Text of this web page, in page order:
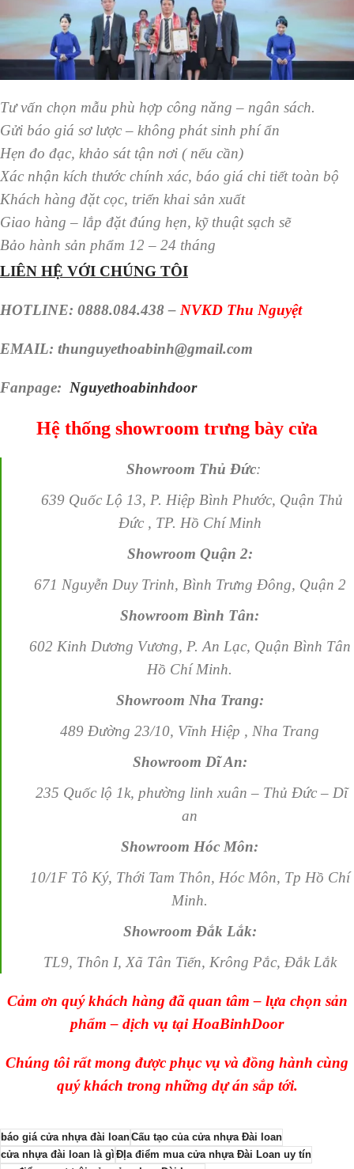
Tư vấn chọn mẫu phù hợp công năng – ngân sách.
Gửi báo giá sơ lược – không phát sinh phí ẩn
Hẹn đo đạc, khảo sát tận nơi ( nếu cần)
Xác nhận kích thước chính xác, báo giá chi tiết toàn bộ
Khách hàng đặt cọc, triển khai sản xuất
Giao hàng – lắp đặt đúng hẹn, kỹ thuật sạch sẽ
Bảo hành sản phẩm 12 – 24 tháng
LIÊN HỆ VỚI CHÚNG TÔI
HOTLINE: 0888.084.438 – NVKD Thu Nguyệt
EMAIL: thunguyethoabinh@gmail.com
Fanpage: Nguyethoabinhdoor
Hệ thống showroom trưng bày cửa
Showroom Thủ Đức:
639 Quốc Lộ 13, P. Hiệp Bình Phước, Quận Thủ
Đức , TP. Hồ Chí Minh
Showroom Quận 2:
671 Nguyễn Duy Trinh, Bình Trưng Đông, Quận 2
Showroom Bình Tân:
602 Kinh Dương Vương, P. An Lạc, Quận Bình Tân
Hồ Chí Minh.
Showroom Nha Trang:
489 Đường 23/10, Vĩnh Hiệp , Nha Trang
Showroom Dĩ An:
235 Quốc lộ 1k, phường linh xuân – Thủ Đức – Dĩ
an
Showroom Hóc Môn:
10/1F Tô Ký, Thới Tam Thôn, Hóc Môn, Tp Hồ Chí
Minh.
Showroom Đắk Lắk:
TL9, Thôn I, Xã Tân Tiến, Krông Pắc, Đắk Lắk
Cảm ơn quý khách hàng đã quan tâm – lựa chọn sản
phẩm – dịch vụ tại HoaBinhDoor
Chúng tôi rất mong được phục vụ và đồng hành cùng
quý khách trong những dự án sắp tới.
báo giá cửa nhựa đài loanCấu tạo của cửa nhựa Đài loan
cửa nhựa đài loan là gì ĐỊa điểm mua cửa nhựa Đài Loan uy tín